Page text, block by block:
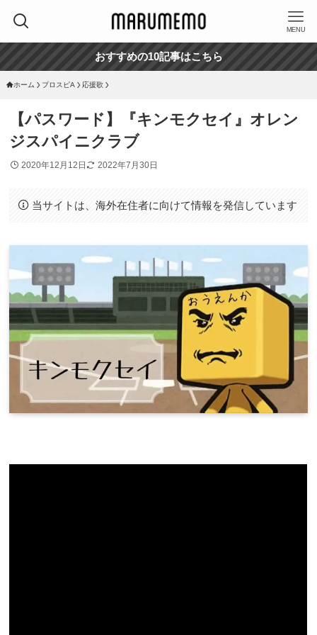
MENU
おすすめの10記事はこちら
ホーム プロスピA 応援歌
【パスワード】『キンモクセイ』オレン
ジスパイニクラブ
2020年12月12日 2022年7月30日
当サイトは、海外在住者に向けて情報を発信しています